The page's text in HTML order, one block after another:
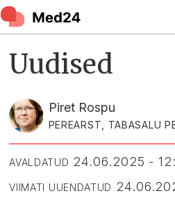
Uudised
Piret Rospu
PEREARST, TABASALU
AVALDATUD 24.06.2025 -
VIIMATI UUENDATUD